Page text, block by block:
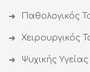
Παθολογικός
Χειρουργικός
Ψυχικής Υγείας